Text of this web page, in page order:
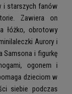
i starszych fanów
Zawiera on
łóżko, obrotowy
Aurory i
Samsona i figurkę
ogonem i
dzieciom w
siebie podczas